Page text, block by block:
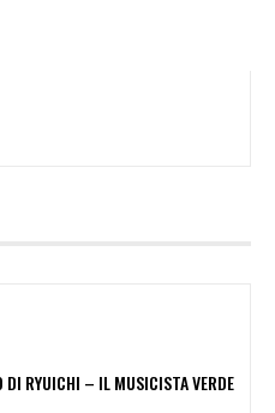
DI RYUICHI – IL MUSICISTA VERDE